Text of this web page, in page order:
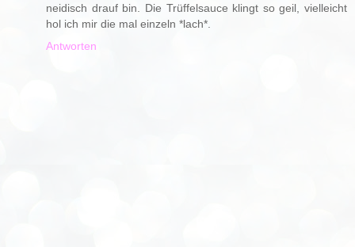
neidisch drauf bin. Die Trüffelsauce klingt so geil, vielleicht
hol ich mir die mal einzeln *lach*.
Antworten